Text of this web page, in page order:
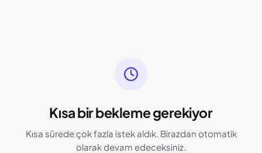
Kısa bir bekleme gerekiyor
Kısa sürede çok fazla istek aldık. Birazdan otomatik
olarak devam edeceksiniz.